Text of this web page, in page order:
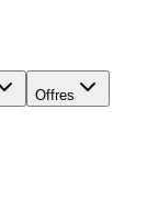
Offres